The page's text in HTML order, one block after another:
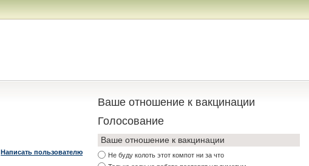
Написать пользователю
Ваше отношение к вакцинации
Голосование
Ваше отношение к вакцинации
Не буду колоть этот компот ни за что